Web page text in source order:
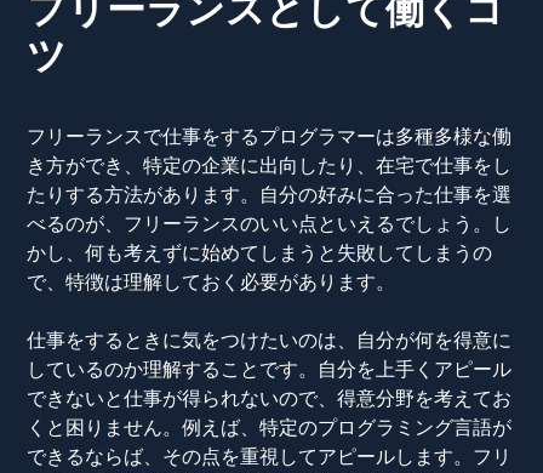
フリーランスとして働くコ
ツ
フリーランスで仕事をするプログラマーは多種多様な働
き方ができ、特定の企業に出向したり、在宅で仕事をし
たりする方法があります。自分の好みに合った仕事を選
べるのが、フリーランスのいい点といえるでしょう。し
かし、何も考えずに始めてしまうと失敗してしまうの
で、特徴は理解しておく必要があります。
仕事をするときに気をつけたいのは、自分が何を得意に
しているのか理解することです。自分を上手くアピール
できないと仕事が得られないので、得意分野を考えてお
くと困りません。例えば、特定のプログラミング言語が
できるならば、その点を重視してアピールします。フリ